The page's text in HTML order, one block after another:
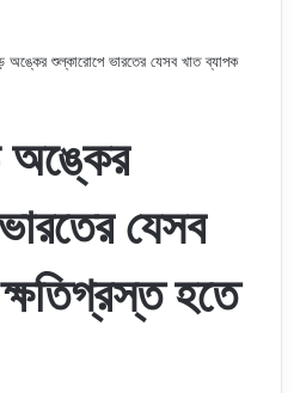
অঙ্কের শুল্কারোপে ভারতের যেসব খাত ব্যাপক
অঙ্কের
যেসব
হতে